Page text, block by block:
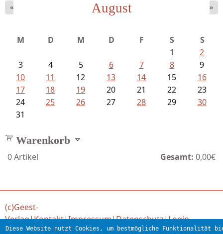
Schnabel, Sigune und Philipp L´...
August
« »
M D M D F S
S
1
2
3
4 5 6 7 8
9
10
11 12 13 14 15
16
17
18 19 20 21 22
23
24
25 26 27 28 29
30
31
Warenkorb
0Artikel Gesamt: 0,00€
(c)Geest-
Verlag|Kontakt|Impressum|Datenschutz|Login
Diese Website nutzt Cookies, um bestmögliche Funktionalität